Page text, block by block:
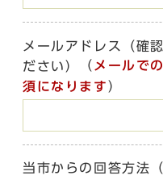
メールアドレス（確
ださい）
（ メールで
須になります ）
当市からの回答方法 （